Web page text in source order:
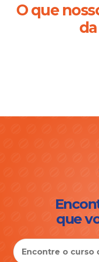
O que
que